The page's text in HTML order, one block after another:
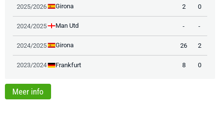
2025/2026 Girona 2 0
2024/2025 Man Utd - -
2024/2025 Girona 26 2
2023/2024 Frankfurt 8 0
Meer info